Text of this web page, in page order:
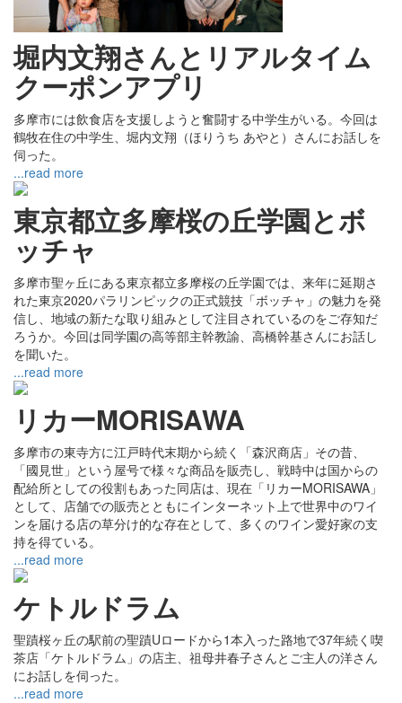
堀内文翔さんとリアルタイム
クーポンアプリ
多摩市には飲食店を支援しようと奮闘する中学生がいる。今回は
鶴牧在住の中学生、堀内文翔（ほりうち あやと）さんにお話しを
伺った。
...read more
東京都立多摩桜の丘学園とボ
ッチャ
多摩市聖ヶ丘にある東京都立多摩桜の丘学園では、来年に延期さ
れた東京2020パラリンピックの正式競技「ボッチャ」の魅力を発
信し、地域の新たな取り組みとして注目されているのをご存知だ
ろうか。今回は同学園の高等部主幹教諭、高橋幹基さんにお話し
を聞いた。
...read more
リカーMORISAWA
多摩市の東寺方に江戸時代末期から続く「森沢商店」その昔、
「國見世」という屋号で様々な商品を販売し、戦時中は国からの
配給所としての役割もあった同店は、現在「リカーMORISAWA」
として、店舗での販売とともにインターネット上で世界中のワイ
ンを届ける店の草分け的な存在として、多くのワイン愛好家の支
持を得ている。
...read more
ケトルドラム
聖蹟桜ヶ丘の駅前の聖蹟Uロードから1本入った路地で37年続く喫
茶店「ケトルドラム」の店主、祖母井春子さんとご主人の洋さん
にお話しを伺った。
...read more